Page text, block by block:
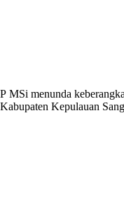
menunda
Kepulauan